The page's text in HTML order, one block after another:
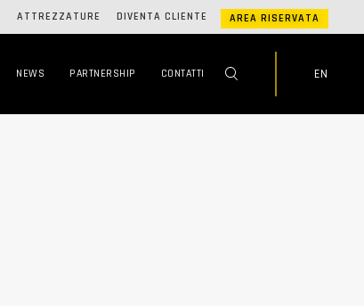
ATTREZZATURE DIVENTA CLIENTE AREA RISERVATA
NEWS PARTNERSHIP CONTATTI EN